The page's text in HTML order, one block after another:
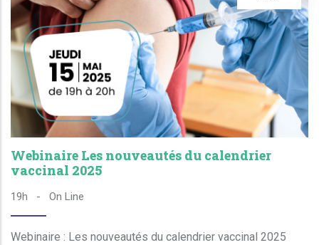
Webinaire Les nouveautés du calendrier
vaccinal 2025
19h - On Line
Webinaire : Les nouveautés du calendrier vaccinal 2025